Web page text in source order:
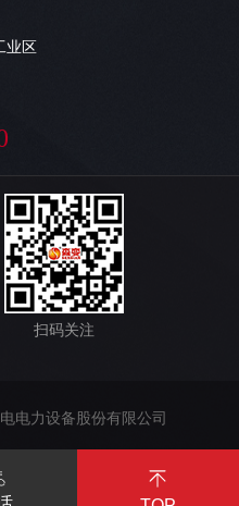
业区
扫码关注
电力设备股份有限公司